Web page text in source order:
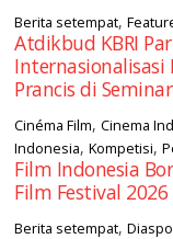
Berita setempat,
Atdikbud KBRI
Internasionalisasi
Prancis di
Cinéma Film,Cinema
Indonesia,Kompetisi,
Film Indonesia
Film Festival
Berita setempat,